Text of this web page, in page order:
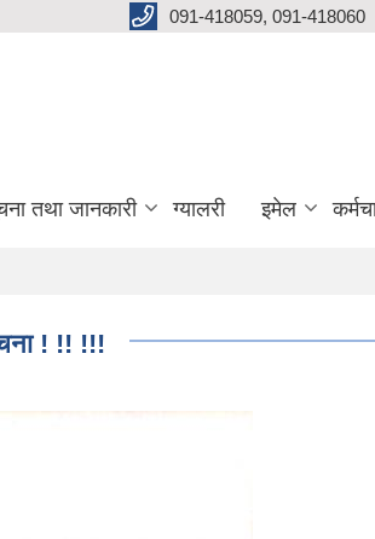
091-418059, 091-418060
तथा जानकारी ग्यालरी इमेल
! !! !!!